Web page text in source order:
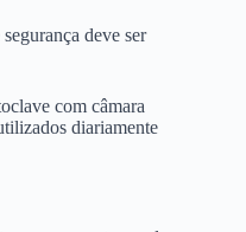
segurança deve ser
com câmara
diariamente